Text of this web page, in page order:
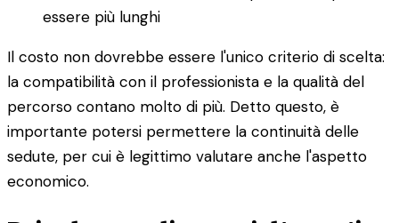
essere più lunghi
Il costo non dovrebbe essere l'unico criterio di scelta:
la compatibilità con il professionista e la qualità del
percorso contano molto di più. Detto questo, è
importante potersi permettere la continuità delle
sedute, per cui è legittimo valutare anche l'aspetto
economico.